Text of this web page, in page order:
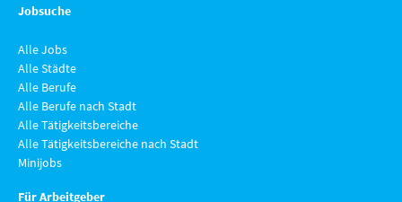
Jobsuche
Alle Jobs
Alle Städte
Alle Berufe
Alle Berufe nach Stadt
Alle Tätigkeitsbereiche
Alle Tätigkeitsbereiche nach Stadt
Minijobs
Für Arbeitgeber